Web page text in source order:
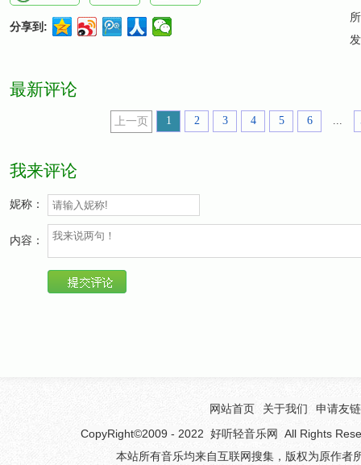
分享到:
最新评论
上一页 1 2 3 4 5 6 ...
我来评论
妮称：
内容：
网站首页 关于我们
申请友链
CopyRight©2009 - 2022 好听轻音乐网
All Rights
本站所有音乐均来自互联网搜集，版权为原作者